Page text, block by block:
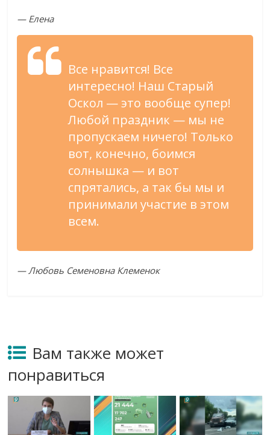
— Елена
Все нравится! Все
интересно! Наш Старый
Оскол — это вообще супер!
Любой праздник — мы не
пропускаем ничего! Только
вот, конечно, боимся
солнышка — и вот
спрятались, а так бы мы и
принимали участие в этом
всем.
— Любовь Семеновна Клеменок
Вам также может
понравиться